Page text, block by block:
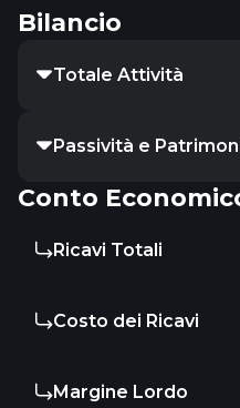
Bilancio
Totale Attività
Passività e
Conto
Ricavi Totali
Costo dei Ricavi
Margine Lordo